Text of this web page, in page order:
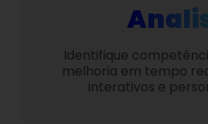
Identifique
melhoria em tempo
interativos e